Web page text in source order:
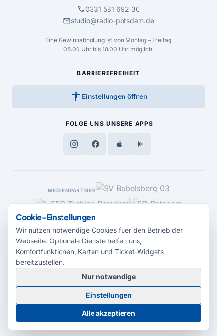
call0331 581 692 30
mailstudio@radio-potsdam.de
Eine Gewinnabholung ist von Montag – Freitag
08.00 Uhr bis 18.00 Uhr möglich.
BARRIEREFREIHEIT
accessibility_new Einstellungen öffnen
FOLGE UNS UNSERE APPS
MEDIENPARTNER
© 2026 Radio Potsdam. Webseite entwickelt durch dieMedienagentur
Babelsberg
BarrierefreiheitserklärungAGBDatenschutzImpressum
Cookie-Einstellungen
Cookie-Einstellungen
Wir nutzen notwendige Cookies fuer den Betrieb der
Webseite. Optionale Dienste helfen uns,
Komfortfunktionen, Karten und Ticket-Widgets
bereitzustellen.
Nur notwendige
Einstellungen
Alle akzeptieren